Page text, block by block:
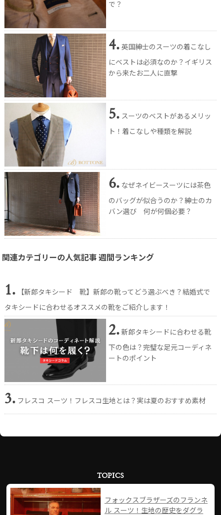
で？
4. 英国紳士のスーツの着こなし
にベストは必須なのか？イギリス
から来たお二人に直撃
5. スーツのベストがあるメリッ
ト！着こなしや種類を解説
6. なぜネイビースーツには茶色
のバッグが似合うのか？紳士のカ
バン選び 何が何個必要？
関連カテゴリーの人気記事 週間ランキング
1. 【新郎タキシード 靴】新郎の靴ってどう選ぶべき？結婚式で
タキシードに合わせるオススメの靴をご紹介します！
2. 新郎タキシードに合わせる靴
下の色は？完璧な足元コーディネ
ートのポイント
3. フレスコ スーツ！フレスコ生地とは？実は夏のおすすめ素材
TOPICS
フォックスブラザーズのフランネ
ル スーツ！生地の歴史をダグラ